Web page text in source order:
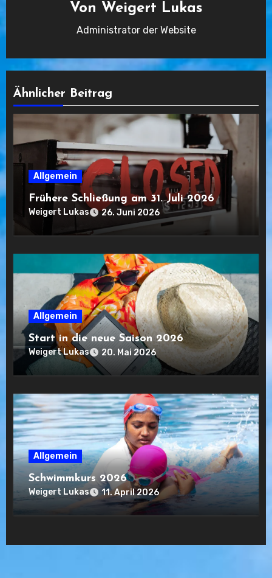
Von Weigert Lukas
Administrator der Website
Ähnlicher Beitrag
Allgemein
Frühere Schließung am 31. Juli 2026
Weigert Lukas 26. Juni 2026
Allgemein
Start in die neue Saison 2026
Weigert Lukas 20. Mai 2026
Allgemein
Schwimmkurs 2026
Weigert Lukas 11. April 2026